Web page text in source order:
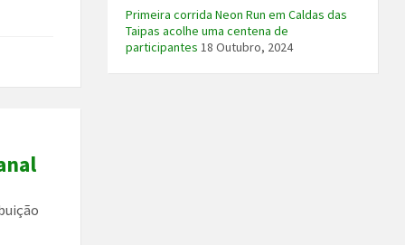
Primeira corrida Neon Run em Caldas das
Taipas acolhe uma centena de
participantes 18 Outubro, 2024